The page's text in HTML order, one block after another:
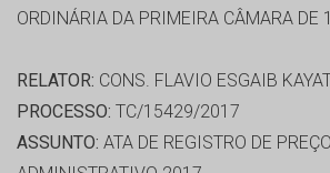
ORDINÁRIA DA PRIMEIRA CÂMARA
RELATOR: CONS. FLAVIO ESGAIB
PROCESSO: TC/15429/2017
ASSUNTO: ATA DE REGISTRO DE